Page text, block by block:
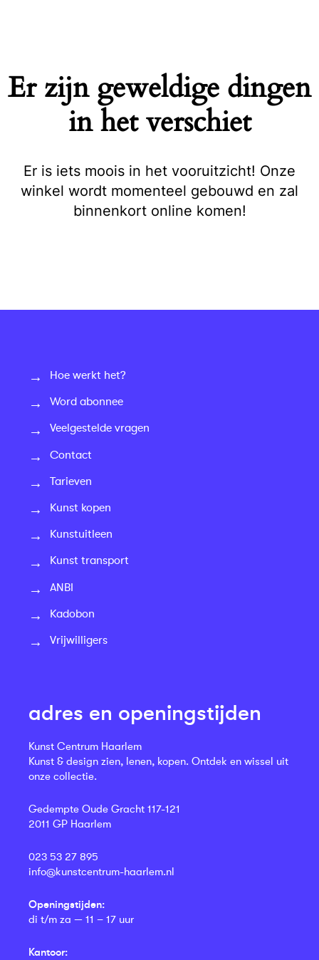
Er zijn geweldige dingen
in het verschiet
Er is iets moois in het vooruitzicht! Onze
winkel wordt momenteel gebouwd en zal
binnenkort online komen!
Hoe werkt het?
Word abonnee
Veelgestelde vragen
Contact
Tarieven
Kunst kopen
Kunstuitleen
Kunst transport
ANBI
Kadobon
Vrijwilligers
adres en openingstijden
Kunst Centrum Haarlem
Kunst & design zien, lenen, kopen. Ontdek en wissel uit
onze collectie.
Gedempte Oude Gracht 117-121
2011 GP Haarlem
023 53 27 895
info@kunstcentrum-haarlem.nl
Openingstijden:
di t/m za — 11 – 17 uur
Kantoor: